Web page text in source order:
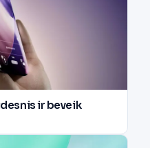
ir beveik